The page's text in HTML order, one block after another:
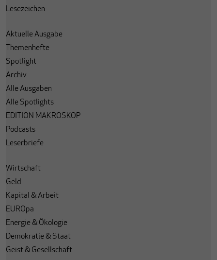
Lesezeichen
Aktuelle Ausgabe
Themenhefte
Spotlight
Archiv
Alle Ausgaben
Alle Spotlights
EDITION MAKROSKOP
Podcasts
Leserbriefe
Wirtschaft
Geld
Kapital & Arbeit
EUROpa
Energie & Ökologie
Demokratie & Staat
Geist & Gesellschaft